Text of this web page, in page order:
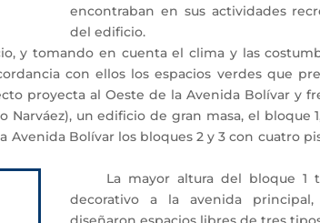
encontraban en sus actividades
del edificio.
tomando en cuenta el clima y las
con ellos los espacios verdes que
proyecta al Oeste de la Avenida Bolívar y
un edificio de gran masa, el bloque
Bolívar los bloques 2 y 3 con cuatro
La mayor altura del bloque 1
decorativo a la avenida